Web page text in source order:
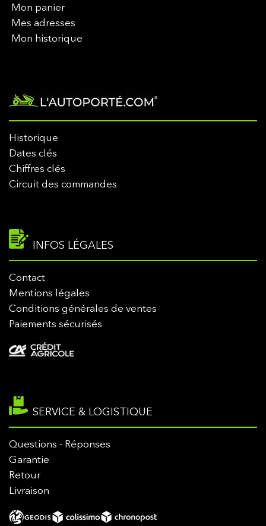
Mon panier
Mes adresses
Mon historique
Historique
Dates clés
Chiffres clés
Circuit des commandes
INFOS LÉGALES
Contact
Mentions légales
Conditions générales de ventes
Paiements sécurisés
SERVICE & LOGISTIQUE
Questions - Réponses
Garantie
Retour
Livraison